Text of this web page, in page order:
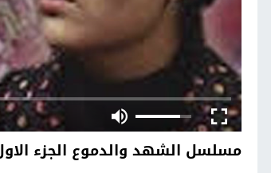
مسلسل الشهد والدموع الجزء الاول